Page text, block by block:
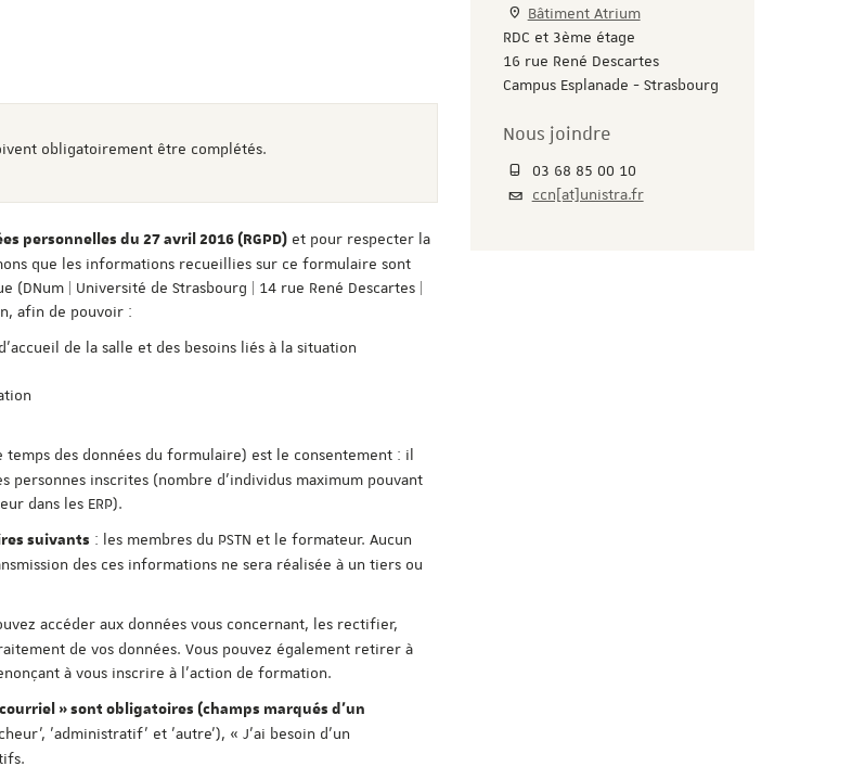
obligatoirement être complétés.
personnelles du 27 avril 2016 (RGPD) et pour respecter la
que les informations recueillies sur ce formulaire sont
| Université de Strasbourg | 14 rue René Descartes |
afin de pouvoir :
de la salle et des besoins liés à la situation
des données du formulaire) est le consentement : il
inscrites (nombre d'individus maximum pouvant
dans les ERP).
suivants : les membres du PSTN et le formateur. Aucun
des ces informations ne sera réalisée à un tiers ou
accéder aux données vous concernant, les rectifier,
de vos données. Vous pouvez également retirer à
à vous inscrire à l'action de formation.
» sont obligatoires (champs marqués d'un
'administratif' et 'autre'), « J'ai besoin d'un
Bâtiment Atrium
RDC et 3ème étage
16 rue René Descartes
Campus Esplanade - Strasbourg
Nous joindre
03 68 85 00 10
ccn[at]unistra.fr